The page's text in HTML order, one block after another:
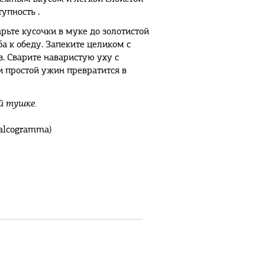
.
кусочки в муке до золотистой
к обеду. Запеките целиком с
наваристую уху с
ужин превратится в
тушке.